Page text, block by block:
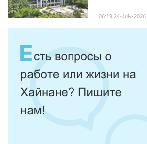
Хайнане
06:19,24-July-2026